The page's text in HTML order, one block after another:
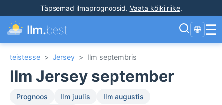
Täpsemad ilmaprognoosid. Vaata kõiki riike.
Ilm.best 🌐 ☰
teistesse > Jersey > Ilm septembris
Ilm Jersey september
Prognoos Ilm juulis
Ilm augustis